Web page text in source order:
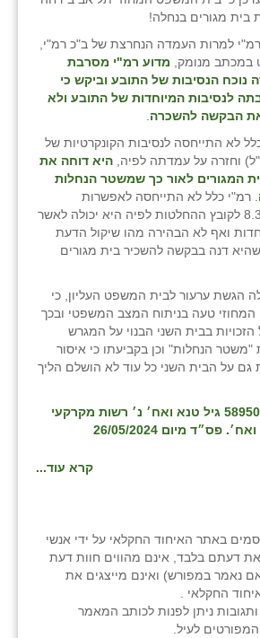
מגורים בנחלה!
למרות העמדה הנחרצת של ב"כ רמ"י,
במכתב מנומק, מדוע רמ"י מסרבת
הנסיבות של התובע וביקש כי
לנסיבות המיוחדות של התובע ולא
הבקשה להשכרה
לא התייחסה לנסיבות הקונקרטיות של
וחזרה על עמדתה לפיה, היא דוחה את
המגורים לאור כך שמשטר הנחלות
. רמ"י כלל לא התייחסה לאפשרות
המוקנית בסעיף 8.3.20 לקובץ ההחלטות לפיה היא יכולה לאשר
ואף לא הבהירה מהו שיקול הדעת
דנה בבקשה להשכיר בית מגורים
הגשת ערעור לבית המשפט העליון, כי
טעה בניתוח המצב המשפטי ובכך
בבית השני הבנוי על המגרש
הנחלות" וכן בקביעתו כי איסור
גם על הבית השני כל עוד לא הושלם הליך
ת״א (ת״א) 58950-08-22 גיל טנא ואח׳ נ׳ רשות מקרקעי
מיום 26/05/2024
קרא עוד...
באתר האיחוד החקלאי על ידי אנשי
את דעתם בלבד, אינם מהווים חוות דעת
נאמר במפורש) ואינם מייצגים את
החקלאי .
ניתן לפנות לכותב המאמר
לעיל.